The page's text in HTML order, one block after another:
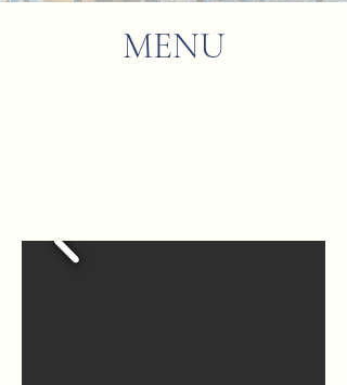
MENU